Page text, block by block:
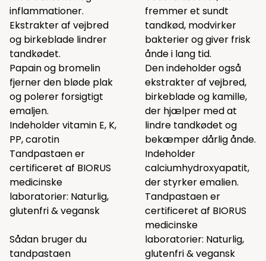
inflammationer.
Ekstrakter af vejbred
og birkeblade lindrer
tandkødet.
Papain og bromelin
fjerner den bløde plak
og polerer forsigtigt
emaljen.
Indeholder vitamin E, K,
PP, carotin
Tandpastaen er
certificeret af BIORUS
medicinske
laboratorier: Naturlig,
glutenfri & vegansk
Sådan bruger du
tandpastaen
fremmer et sundt
tandkød, modvirker
bakterier og giver frisk
ånde i lang tid.
Den indeholder også
ekstrakter af vejbred,
birkeblade og kamille,
der hjælper med at
lindre tandkødet og
bekæmper dårlig ånde.
Indeholder
calciumhydroxyapatit,
der styrker emalien.
Tandpastaen er
certificeret af BIORUS
medicinske
laboratorier: Naturlig,
glutenfri & vegansk